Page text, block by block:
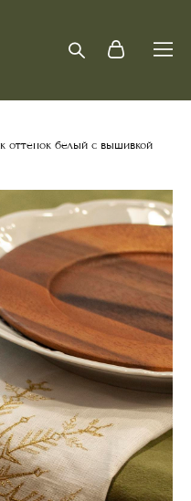
оттенок белый с вышивкой